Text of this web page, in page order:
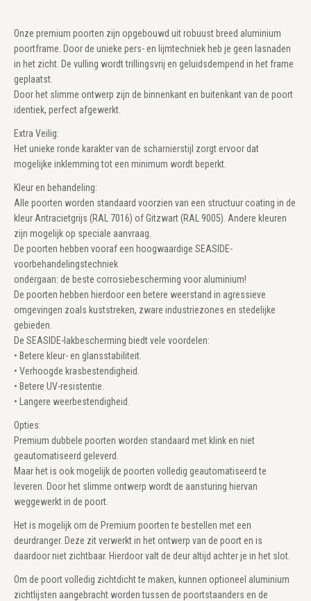
Onze premium poorten zijn opgebouwd uit robuust breed aluminium
poortframe. Door de unieke pers- en lijmtechniek heb je geen lasnaden
in het zicht. De vulling wordt trillingsvrij en geluidsdempend in het frame
geplaatst.
Door het slimme ontwerp zijn de binnenkant en buitenkant van de poort
identiek, perfect afgewerkt.
Extra Veilig:
Het unieke ronde karakter van de scharnierstijl zorgt ervoor dat
mogelijke inklemming tot een minimum wordt beperkt.
Kleur en behandeling:
Alle poorten worden standaard voorzien van een structuur coating in de
kleur Antracietgrijs (RAL 7016) of Gitzwart (RAL 9005). Andere kleuren
zijn mogelijk op speciale aanvraag.
De poorten hebben vooraf een hoogwaardige SEASIDE-
voorbehandelingstechniek
ondergaan: de beste corrosiebescherming voor aluminium!
De poorten hebben hierdoor een betere weerstand in agressieve
omgevingen zoals kuststreken, zware industriezones en stedelijke
gebieden.
De SEASIDE-lakbescherming biedt vele voordelen:
• Betere kleur- en glansstabiliteit.
• Verhoogde krasbestendigheid.
• Betere UV-resistentie.
• Langere weerbestendigheid.
Opties:
Premium dubbele poorten worden standaard met klink en niet
geautomatiseerd geleverd.
Maar het is ook mogelijk de poorten volledig geautomatiseerd te
leveren. Door het slimme ontwerp wordt de aansturing hiervan
weggewerkt in de poort.
Het is mogelijk om de Premium poorten te bestellen met een
deurdranger. Deze zit verwerkt in het ontwerp van de poort en is
daardoor niet zichtbaar. Hierdoor valt de deur altijd achter je in het slot.
Om de poort volledig zichtdicht te maken, kunnen optioneel aluminium
zichtlijsten aangebracht worden tussen de poortstaanders en de